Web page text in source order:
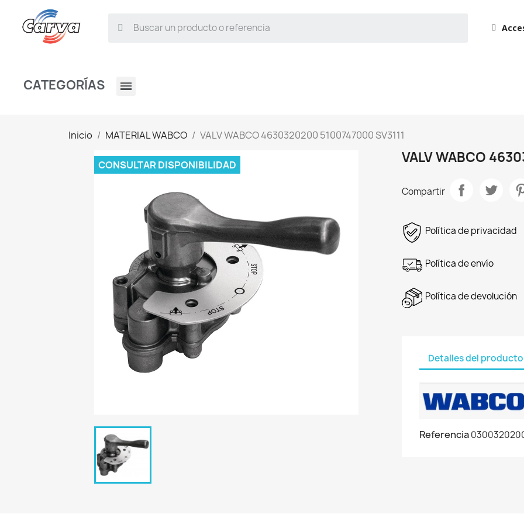
CATEGORÍAS
Inicio MATERIAL WABCO VALV WABCO 4630320200 5100747000 SV3111
CONSULTAR DISPONIBILIDAD VALV WABCO
Compartir
Política de privacidad
Política de envío
Política de devolución
Detalles del producto
Referencia